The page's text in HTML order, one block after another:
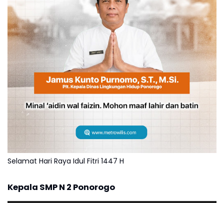
Selamat Hari Raya Idul Fitri 1447 H
Kepala SMP N 2 Ponorogo